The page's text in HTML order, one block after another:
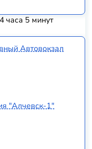
часа 5 минут
Автовокзал
"Алчевск-1"